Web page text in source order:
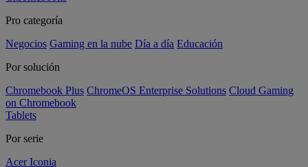
Pro categoría
Negocios Gaming en la nube Día a día Educación
Por solución
Chromebook Plus ChromeOS Enterprise Solutions Cloud Gaming
on Chromebook
Tablets
Por serie
Acer Iconia